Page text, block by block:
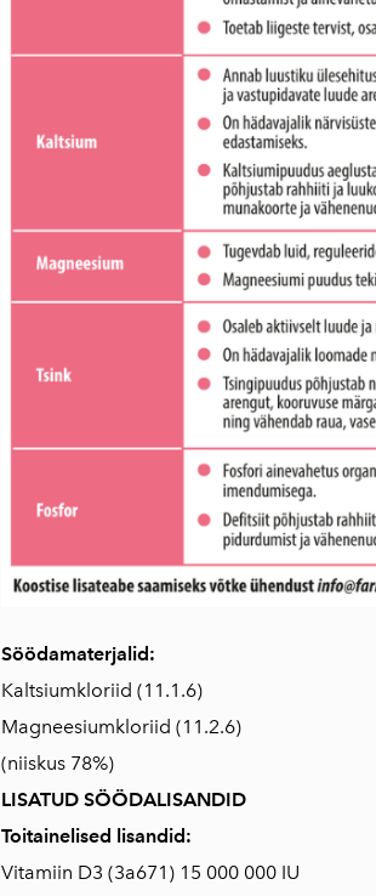
Söödamaterjalid:
Kaltsiumkloriid (11.1.6)
Magneesiumkloriid (11.2.6)
(niiskus 78%)
LISATUD SÖÖDALISANDID
Toitainelised lisandid:
Vitamiin D3 (3a671) 15 000 000 IU